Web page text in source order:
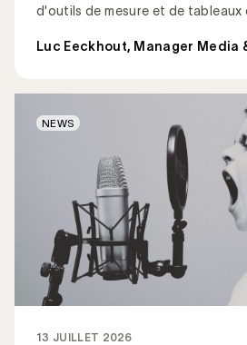
d'outils de mesure et de tableaux
Luc Eeckhout, Manager Media
13 JUILLET 2026
NEWS